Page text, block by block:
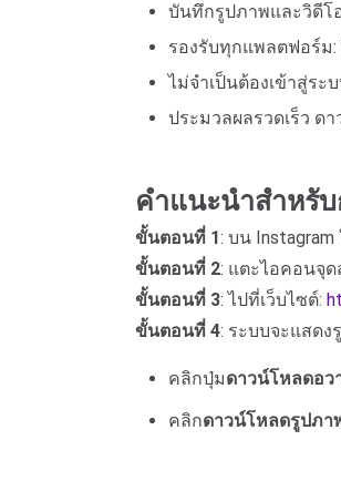
บันทึกรูปภาพและวิดีโ
รองรับทุกแพลตฟอร์ม:
ไม่จำเป็นต้องเข้าสู่ร
ประมวลผลรวดเร็ว
คำแนะนำสำหรั
ขั้นตอนที่ 1: บน
ขั้นตอนที่ 2: แตะไอคอนจุ
ขั้นตอนที่ 3: ไปที่เว็บไซต์:
ขั้นตอนที่ 4: ระบบจะแสด
คลิกปุ่มดาวน์โหลดอว
คลิกดาวน์โหลดรูปภา